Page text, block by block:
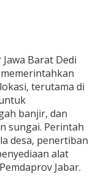
Barat Dedi
terutama di
banjir, dan
sungai. Perintah
desa, penertiban
alat
Jabar.